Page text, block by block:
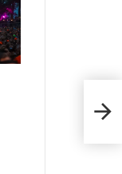
|